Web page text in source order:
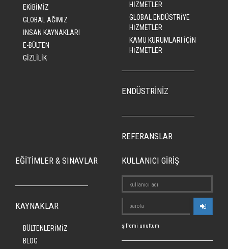
EKİBİMİZ
GLOBAL AĞIMIZ
İNSAN KAYNAKLARI
E-BÜLTEN
GİZLİLİK
HİZMETLER
GLOBAL ENDÜSTRİYE
HİZMETLER
KAMU KURUMLARI İÇİN
HİZMETLER
ENDÜSTRİNİZ
REFERANSLAR
EĞİTİMLER & SINAVLAR
KAYNAKLAR
BÜLTENLERİMİZ
BLOG
KULLANICI GİRİŞ
şifremi unuttum